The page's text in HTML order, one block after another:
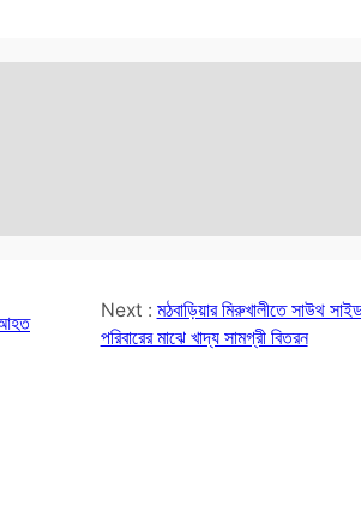
আহত
Next : মঠবাড়িয়ার মিরুখালীতে সাউথ
পরিবারের মাঝে খাদ্য সামগ্রী বিতরন